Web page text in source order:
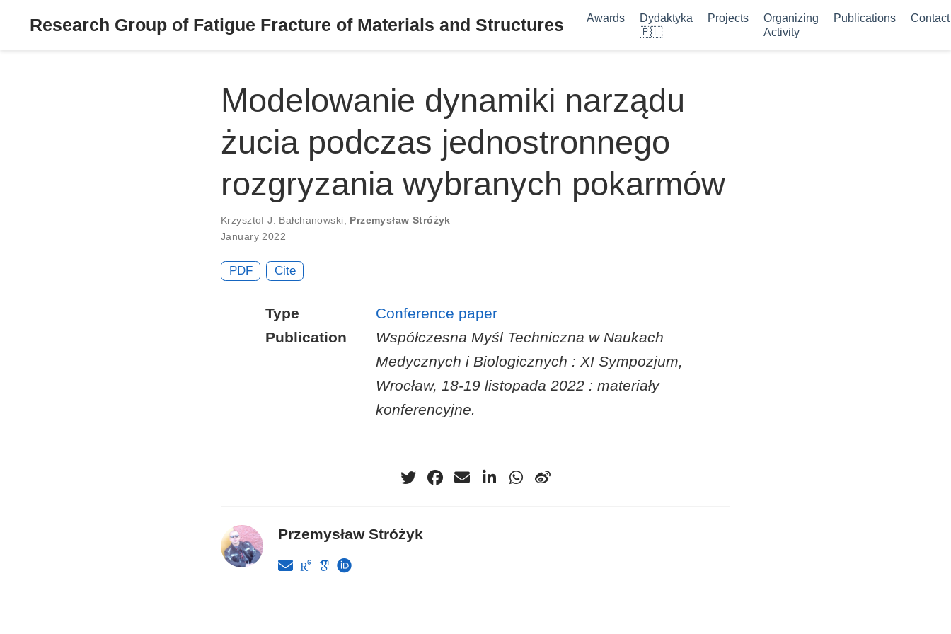
Research Group of Fatigue Fracture of Materials and Structures Awards
Dydaktyka
🇵🇱
Projects
Organizing
Activity
Publications Contact
Modelowanie dynamiki narządu
żucia podczas jednostronnego
rozgryzania wybranych pokarmów
Krzysztof J. Bałchanowski
Przemysław Stróżyk
January 2022
PDF Cite
Type
Conference paper
Publication
Współczesna Myśl Techniczna w Naukach
Medycznych i Biologicznych : XI Sympozjum,
Wrocław, 18-19 listopada 2022 : materiały
konferencyjne.
Przemysław Stróżyk